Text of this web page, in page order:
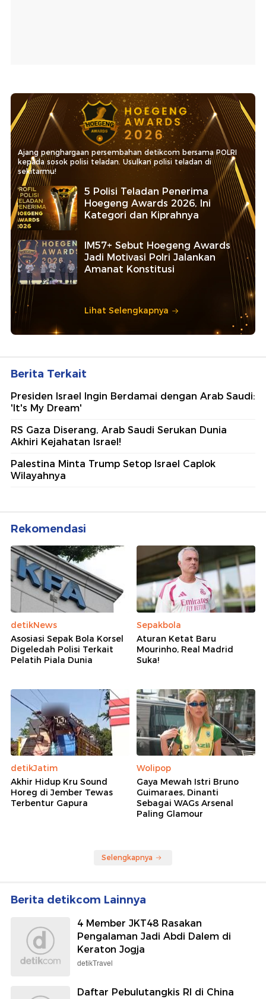
Ajang penghargaan persembahan detikcom bersama POLRI
kepada sosok polisi teladan. Usulkan polisi teladan di
sekitarmu!
5 Polisi Teladan Penerima
Hoegeng Awards 2026, Ini
Kategori dan Kiprahnya
IM57+ Sebut Hoegeng Awards
Jadi Motivasi Polri Jalankan
Amanat Konstitusi
Lihat Selengkapnya
Berita Terkait
Presiden Israel Ingin Berdamai dengan Arab Saudi:
'It's My Dream'
RS Gaza Diserang, Arab Saudi Serukan Dunia
Akhiri Kejahatan Israel!
Palestina Minta Trump Setop Israel Caplok
Wilayahnya
Rekomendasi
detikNews
Asosiasi Sepak Bola Korsel
Digeledah Polisi Terkait
Pelatih Piala Dunia
Sepakbola
Aturan Ketat Baru
Mourinho, Real Madrid
Suka!
detikJatim
Akhir Hidup Kru Sound
Horeg di Jember Tewas
Terbentur Gapura
Wolipop
Gaya Mewah Istri Bruno
Guimaraes, Dinanti
Sebagai WAGs Arsenal
Paling Glamour
Selengkapnya
Berita detikcom Lainnya
4 Member JKT48 Rasakan
Pengalaman Jadi Abdi Dalem di
Keraton Jogja
detikTravel
Daftar Pebulutangkis RI di China